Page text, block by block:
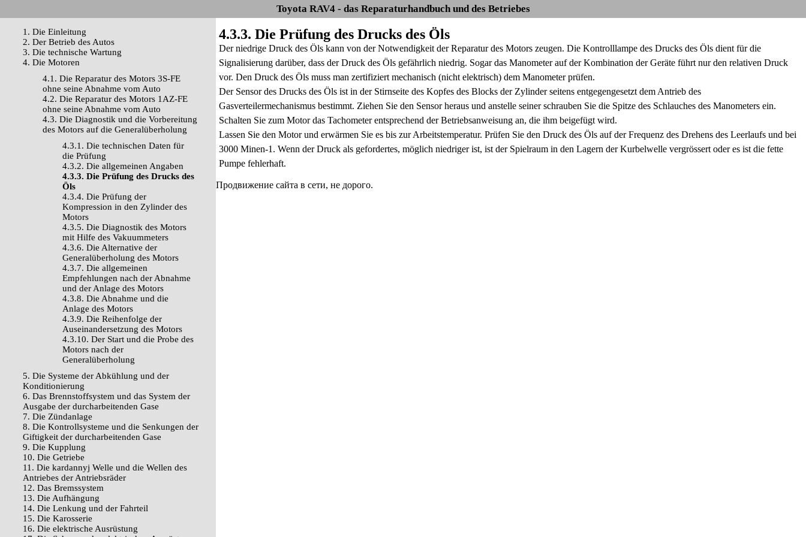
Toyota RAV4 - das Reparaturhandbuch und des Betriebes
1. Die Einleitung
2. Der Betrieb des Autos
3. Die technische Wartung
4. Die Motoren
4.1. Die Reparatur des Motors 3S-FE
ohne seine Abnahme vom Auto
4.2. Die Reparatur des Motors 1AZ-FE
ohne seine Abnahme vom Auto
4.3. Die Diagnostik und die Vorbereitung
des Motors auf die Generalüberholung
4.3.1. Die technischen Daten für
die Prüfung
4.3.2. Die allgemeinen Angaben
4.3.3. Die Prüfung des Drucks des
Öls
4.3.4. Die Prüfung der
Kompression in den Zylinder des
Motors
4.3.5. Die Diagnostik des Motors
mit Hilfe des Vakuummeters
4.3.6. Die Alternative der
Generalüberholung des Motors
4.3.7. Die allgemeinen
Empfehlungen nach der Abnahme
und der Anlage des Motors
4.3.8. Die Abnahme und die
Anlage des Motors
4.3.9. Die Reihenfolge der
Auseinandersetzung des Motors
4.3.10. Der Start und die Probe des
Motors nach der
Generalüberholung
5. Die Systeme der Abkühlung und der
Konditionierung
6. Das Brennstoffsystem und das System der
Ausgabe der durcharbeitenden Gase
7. Die Zündanlage
8. Die Kontrollsysteme und die Senkungen der
Giftigkeit der durcharbeitenden Gase
9. Die Kupplung
10. Die Getriebe
11. Die kardannyj Welle und die Wellen des
Antriebes der Antriebsräder
12. Das Bremssystem
13. Die Aufhängung
14. Die Lenkung und der Fahrteil
15. Die Karosserie
16. Die elektrische Ausrüstung
4.3.3. Die Prüfung des Drucks des Öls
Der niedrige Druck des Öls kann von der Notwendigkeit der Reparatur des Motors zeugen. Die Kontrolllampe des Drucks des Öls dient für die
Signalisierung darüber, dass der Druck des Öls gefährlich niedrig. Sogar das Manometer auf der Kombination der Geräte führt nur den relativen Druck
vor. Den Druck des Öls muss man zertifiziert mechanisch (nicht elektrisch) dem Manometer prüfen.
Der Sensor des Drucks des Öls ist in der Stirnseite des Kopfes des Blocks der Zylinder seitens entgegengesetzt dem Antrieb des
Gasverteilermechanismus bestimmt. Ziehen Sie den Sensor heraus und anstelle seiner schrauben Sie die Spitze des Schlauches des Manometers ein.
Schalten Sie zum Motor das Tachometer entsprechend der Betriebsanweisung an, die ihm beigefügt wird.
Lassen Sie den Motor und erwärmen Sie es bis zur Arbeitstemperatur. Prüfen Sie den Druck des Öls auf der Frequenz des Drehens des Leerlaufs und bei
3000 Minen-1. Wenn der Druck als gefordertes, möglich niedriger ist, ist der Spielraum in den Lagern der Kurbelwelle vergrössert oder es ist die fette
Pumpe fehlerhaft.
Продвижение сайта в сети, не дорого.